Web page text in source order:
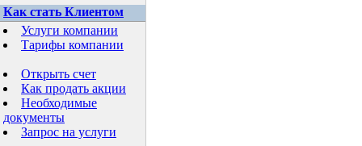
Как стать Клиентом
Услуги компании
Тарифы компании
Открыть счет
Как продать акции
Необходимые
документы
Запрос на услуги